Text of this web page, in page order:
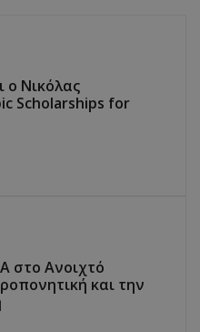
ο Νικόλας
Scholarships for
στο Ανοιχτό
και την